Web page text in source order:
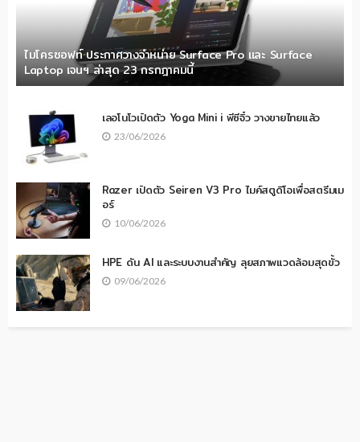
ไมโครซอฟท์ ประกาศวางจำหน่าย Surface Pro และ Surface
Laptop เจนฯ ล่าสุด 23 กรกฎาคมนี้
เลอโนโวเปิดตัว Yoga Mini i พีซีจิ๋ว วางขายไทยแล้ว
23/06/2026
Razer เปิดตัว Seiren V3 Pro ไมค์สตูดิโอเพื่อสตรีมเม
อร์
10/06/2026
HPE ดัน AI และระบบงานสำคัญ ลุยสภาพแวดล้อมสุดขั้ว
09/06/2026